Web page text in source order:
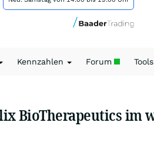
Kennzahlen Forum
BioTherapeutics im